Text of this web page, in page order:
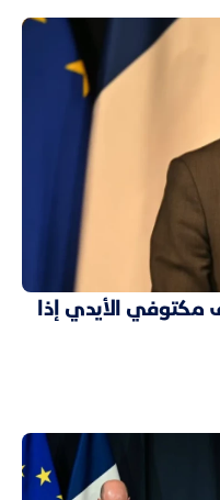
مكتوفي الأيدي إذا